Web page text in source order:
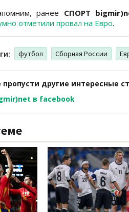
ранее СПОРТ
отметили провал на Евро.
футбол Сборная России
пропусти другие интересные
в facebook